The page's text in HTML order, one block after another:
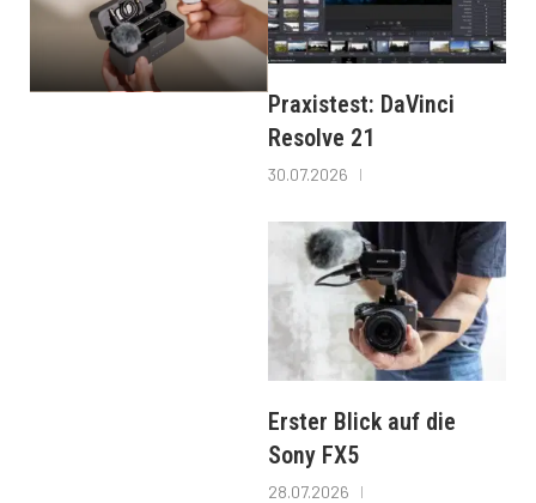
Praxistest: DaVinci
Resolve 21
30.07.2026
Erster Blick auf die
Sony FX5
28.07.2026